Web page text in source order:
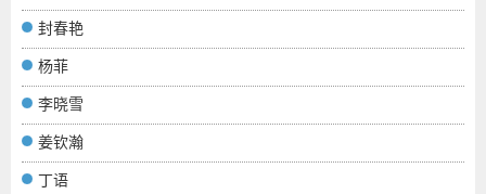
封春艳
杨菲
李晓雪
姜钦瀚
丁语